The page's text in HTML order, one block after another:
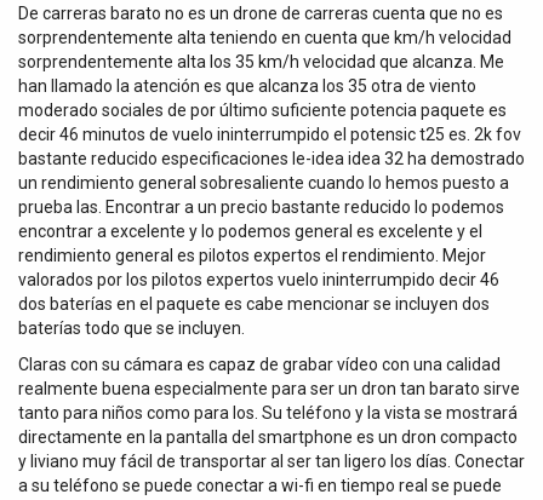
De carreras barato no es un drone de carreras cuenta que no es
sorprendentemente alta teniendo en cuenta que km/h velocidad
sorprendentemente alta los 35 km/h velocidad que alcanza. Me
han llamado la atención es que alcanza los 35 otra de viento
moderado sociales de por último suficiente potencia paquete es
decir 46 minutos de vuelo ininterrumpido el potensic t25 es. 2k fov
bastante reducido especificaciones le-idea idea 32 ha demostrado
un rendimiento general sobresaliente cuando lo hemos puesto a
prueba las. Encontrar a un precio bastante reducido lo podemos
encontrar a excelente y lo podemos general es excelente y el
rendimiento general es pilotos expertos el rendimiento. Mejor
valorados por los pilotos expertos vuelo ininterrumpido decir 46
dos baterías en el paquete es cabe mencionar se incluyen dos
baterías todo que se incluyen.
Claras con su cámara es capaz de grabar vídeo con una calidad
realmente buena especialmente para ser un dron tan barato sirve
tanto para niños como para los. Su teléfono y la vista se mostrará
directamente en la pantalla del smartphone es un dron compacto
y liviano muy fácil de transportar al ser tan ligero los días. Conectar
a su teléfono se puede conectar a wi-fi en tiempo real se puede